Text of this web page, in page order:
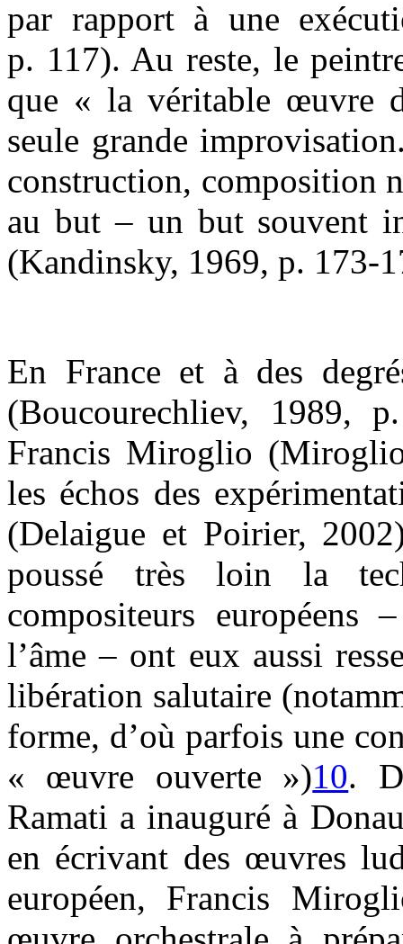
par rapport à une
p. 117). Au reste, le
que « la véritable œuvre
seule grande
construction, composition
au but – un but souvent
(Kandinsky, 1969, p. 173-
En France et à des
(Boucourechliev, 1989,
Francis Miroglio
les échos des
(Delaigue et Poirier,
poussé très loin la
compositeurs européens
l’âme – ont eux aussi
libération salutaire
forme, d’où parfois une
« œuvre ouverte »)10.
Ramati a inauguré à
en écrivant des œuvres
européen, Francis